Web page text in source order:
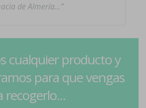
de Almería…
cualquier producto y
para que vengas
recogerlo...